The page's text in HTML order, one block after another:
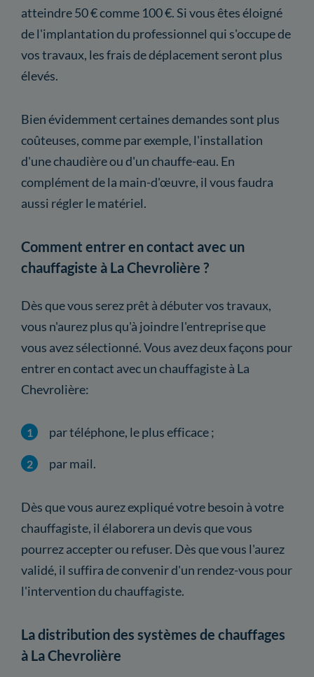
atteindre 50 € comme 100 €. Si vous êtes éloigné
de l'implantation du professionnel qui s'occupe de
vos travaux, les frais de déplacement seront plus
élevés.
Bien évidemment certaines demandes sont plus
coûteuses, comme par exemple, l'installation
d'une chaudière ou d'un chauffe-eau. En
complément de la main-d'œuvre, il vous faudra
aussi régler le matériel.
Comment entrer en contact avec un
chauffagiste à La Chevrolière ?
Dès que vous serez prêt à débuter vos travaux,
vous n'aurez plus qu'à joindre l'entreprise que
vous avez sélectionné. Vous avez deux façons pour
entrer en contact avec un chauffagiste à La
Chevrolière:
par téléphone, le plus efficace ;
par mail.
Dès que vous aurez expliqué votre besoin à votre
chauffagiste, il élaborera un devis que vous
pourrez accepter ou refuser. Dès que vous l'aurez
validé, il suffira de convenir d'un rendez-vous pour
l'intervention du chauffagiste.
La distribution des systèmes de chauffages
à La Chevrolière